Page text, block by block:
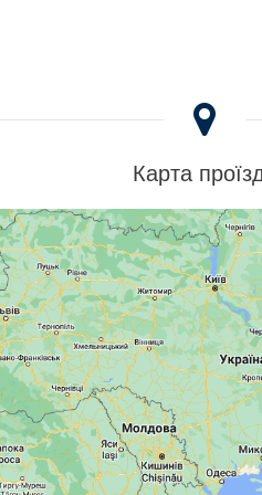
Карта